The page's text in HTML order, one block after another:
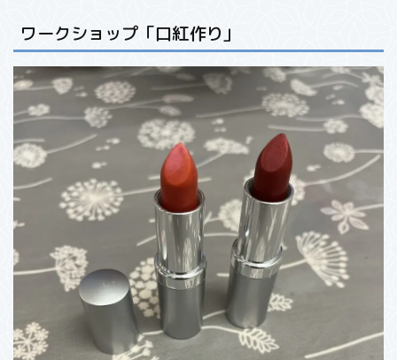
ワークショップ「口紅作り」